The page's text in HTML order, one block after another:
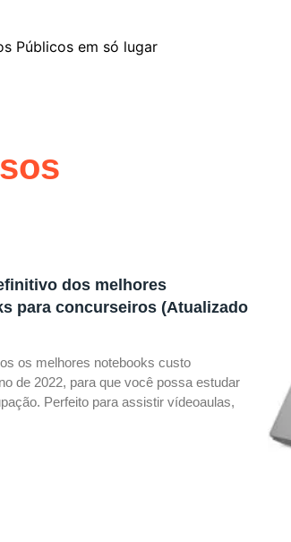
Públicos em só lugar
dos melhores
para concurseiros (Atualizado
os melhores notebooks custo
de 2022, para que você possa estudar
Perfeito para assistir vídeoaulas,